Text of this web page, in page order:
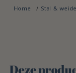
Home Stal & weide
Deze